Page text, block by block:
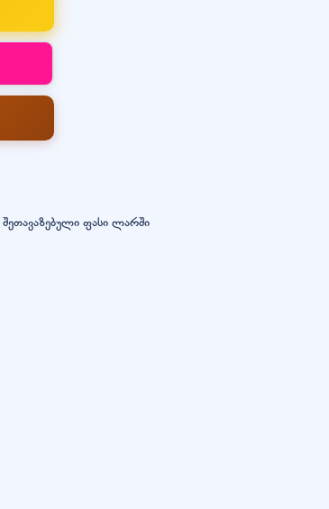
შეთავაზებული ფასი ლარში